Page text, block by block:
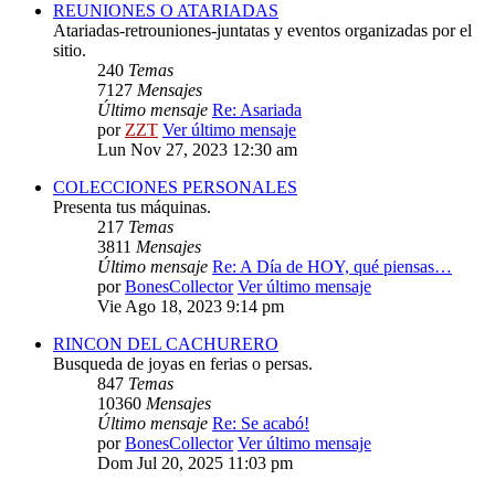
REUNIONES O ATARIADAS
Atariadas-retrouniones-juntatas y eventos organizadas por el
sitio.
240 Temas
7127 Mensajes
Último mensaje Re: Asariada
por ZZT Ver último mensaje
Lun Nov 27, 2023 12:30 am
COLECCIONES PERSONALES
Presenta tus máquinas.
217 Temas
3811 Mensajes
Último mensaje Re: A Día de HOY, qué piensas…
porBonesCollector Ver último mensaje
Vie Ago 18, 2023 9:14 pm
RINCON DEL CACHURERO
Busqueda de joyas en ferias o persas.
847 Temas
10360 Mensajes
Último mensaje Re: Se acabó!
porBonesCollector Ver último mensaje
Dom Jul 20, 2025 11:03 pm